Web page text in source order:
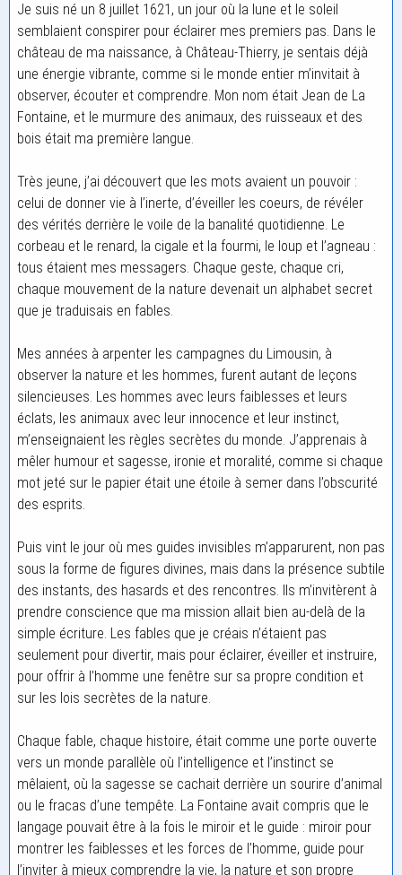
Je suis né un 8 juillet 1621, un jour où la lune et le soleil
semblaient conspirer pour éclairer mes premiers pas. Dans le
château de ma naissance, à Château-Thierry, je sentais déjà
une énergie vibrante, comme si le monde entier m’invitait à
observer, écouter et comprendre. Mon nom était Jean de La
Fontaine, et le murmure des animaux, des ruisseaux et des
bois était ma première langue.
Très jeune, j’ai découvert que les mots avaient un pouvoir :
celui de donner vie à l’inerte, d’éveiller les coeurs, de révéler
des vérités derrière le voile de la banalité quotidienne. Le
corbeau et le renard, la cigale et la fourmi, le loup et l’agneau :
tous étaient mes messagers. Chaque geste, chaque cri,
chaque mouvement de la nature devenait un alphabet secret
que je traduisais en fables.
Mes années à arpenter les campagnes du Limousin, à
observer la nature et les hommes, furent autant de leçons
silencieuses. Les hommes avec leurs faiblesses et leurs
éclats, les animaux avec leur innocence et leur instinct,
m’enseignaient les règles secrètes du monde. J’apprenais à
mêler humour et sagesse, ironie et moralité, comme si chaque
mot jeté sur le papier était une étoile à semer dans l’obscurité
des esprits.
Puis vint le jour où mes guides invisibles m’apparurent, non pas
sous la forme de figures divines, mais dans la présence subtile
des instants, des hasards et des rencontres. Ils m’invitèrent à
prendre conscience que ma mission allait bien au-delà de la
simple écriture. Les fables que je créais n’étaient pas
seulement pour divertir, mais pour éclairer, éveiller et instruire,
pour offrir à l’homme une fenêtre sur sa propre condition et
sur les lois secrètes de la nature.
Chaque fable, chaque histoire, était comme une porte ouverte
vers un monde parallèle où l’intelligence et l’instinct se
mêlaient, où la sagesse se cachait derrière un sourire d’animal
ou le fracas d’une tempête. La Fontaine avait compris que le
langage pouvait être à la fois le miroir et le guide : miroir pour
montrer les faiblesses et les forces de l’homme, guide pour
l’inviter à mieux comprendre la vie, la nature et son propre